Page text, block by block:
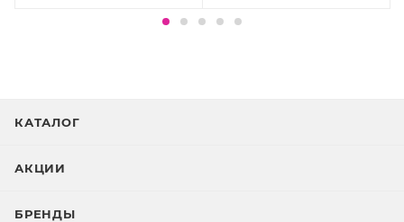
КАТАЛОГ
АКЦИИ
БРЕНДЫ